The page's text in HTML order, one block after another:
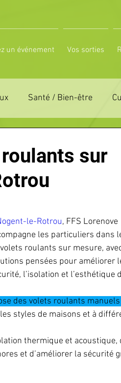
un événement Vos sorties
Santé / Bien-être
ESPACE NATURE
ANNONCES
sur
le-Rotrou, FFS Lorenove
les particuliers dans
roulants sur mesure,
pensées pour améliorer
l’isolation et l’esthétique
des volets roulants manuels
styles de maisons et à
thermique et acoustique,
et d’améliorer la sécurité